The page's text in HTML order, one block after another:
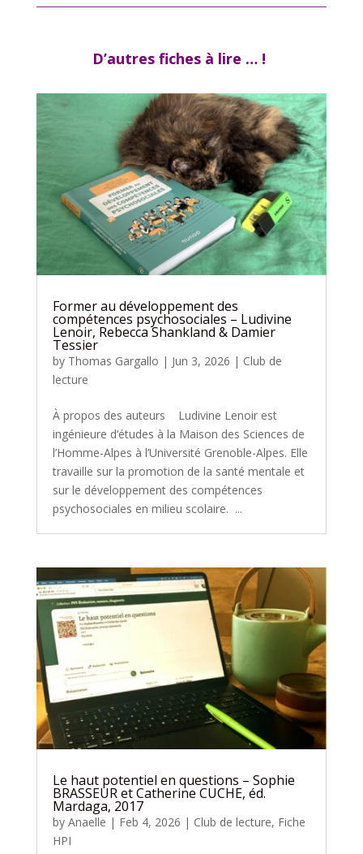
D’autres fiches à lire … !
Former au développement des
compétences psychosociales – Ludivine
Lenoir, Rebecca Shankland & Damier
Tessier
by Thomas Gargallo | Jun 3, 2026 | Club de
lecture
À propos des auteurs Ludivine Lenoir est
ingénieure d‘études à la Maison des Sciences de
l’Homme-Alpes à l’Université Grenoble-Alpes. Elle
travaille sur la promotion de la santé mentale et
sur le développement des compétences
psychosociales en milieu scolaire. ...
Le haut potentiel en questions – Sophie
BRASSEUR et Catherine CUCHE, éd.
Mardaga, 2017
by Anaelle | Feb 4, 2026 | Club de lecture, Fiche
HPI